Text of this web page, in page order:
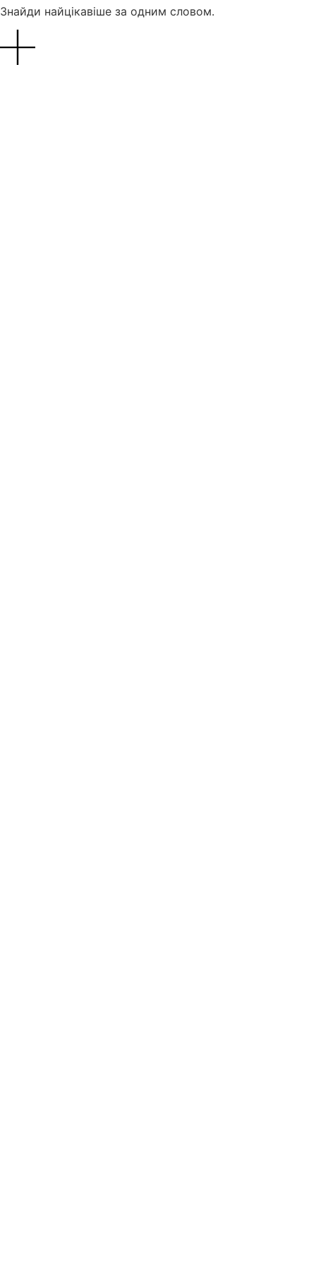
Знайди найцікавіше за одним словом.